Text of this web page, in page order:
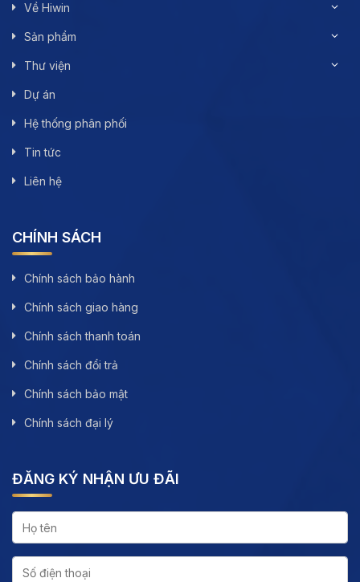
Về Hiwin
Sản phẩm
Thư viện
Dự án
Hệ thống phân phối
Tin tức
Liên hệ
CHÍNH SÁCH
Chính sách bảo hành
Chính sách giao hàng
Chính sách thanh toán
Chính sách đổi trả
Chính sách bảo mật
Chính sách đại lý
ĐĂNG KÝ NHẬN ƯU ĐÃI